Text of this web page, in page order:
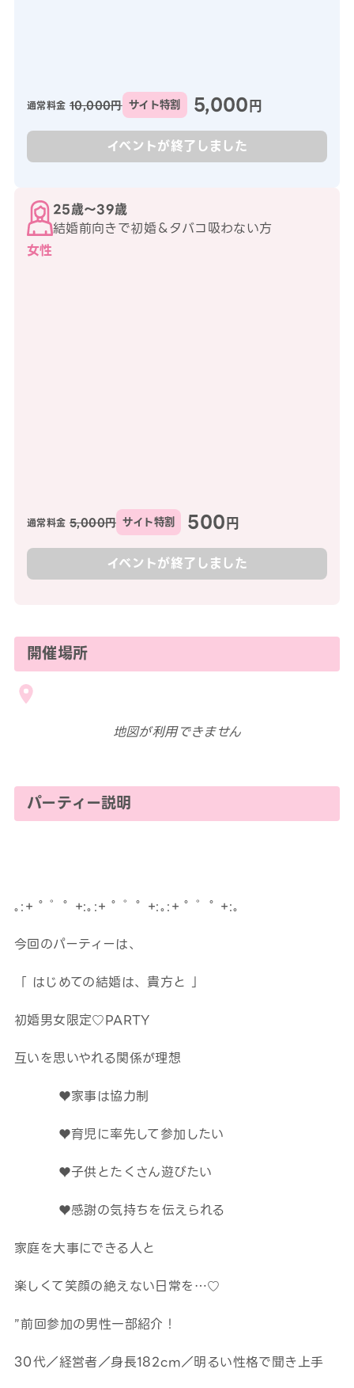
通常料金 10,000円 サイト特割 5,000円
イベントが終了しました
女性
25歳〜39歳
結婚前向きで初婚＆タバコ吸わない方
通常料金 5,000円 サイト特割 500円
イベントが終了しました
開催場所
地図が利用できません
パーティー説明
｡:+ ﾟ ゜ﾟ +:｡:+ ﾟ ゜ﾟ +:｡:+ ﾟ ゜ﾟ +:｡
今回のパーティーは、
「 はじめての結婚は、貴方と 」
初婚男女限定♡PARTY
互いを思いやれる関係が理想
♥家事は協力制
♥育児に率先して参加したい
♥子供とたくさん遊びたい
♥感謝の気持ちを伝えられる
家庭を大事にできる人と
楽しくて笑顔の絶えない日常を…♡
”前回参加の男性一部紹介！
30代／経営者／身長182cm／明るい性格で聞き上手